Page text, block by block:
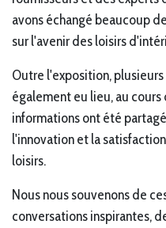
avons échangé beaucoup
sur l'avenir des loisirs
Outre l'exposition,
également eu lieu, au
informations ont été
l'innovation et la
loisirs.
Nous nous souvenons de
conversations inspirantes,